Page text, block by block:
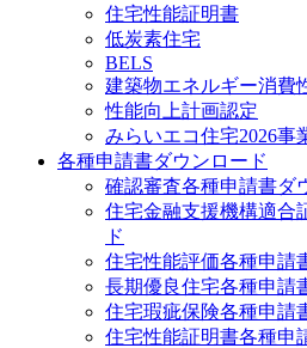
住宅性能証明書
低炭素住宅
BELS
建築物エネルギー消費
性能向上計画認定
みらいエコ住宅2026事
各種申請書ダウンロード
確認審査各種申請書ダ
住宅金融支援機構適合
ド
住宅性能評価各種申請
長期優良住宅各種申請
住宅瑕疵保険各種申請
住宅性能証明書各種申